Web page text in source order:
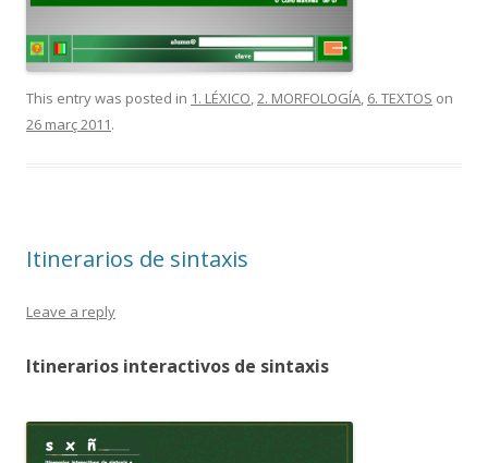
This entry was posted in 1. LÉXICO,2. MORFOLOGÍA, 6. TEXTOS on
26 març 2011.
Itinerarios de sintaxis
Leave a reply
Itinerarios interactivos de sintaxis